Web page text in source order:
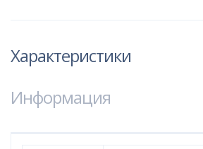
Характеристики
Информация